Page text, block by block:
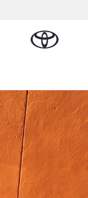
aan
en
Vraag een
brochure
aan
Contact
en Route